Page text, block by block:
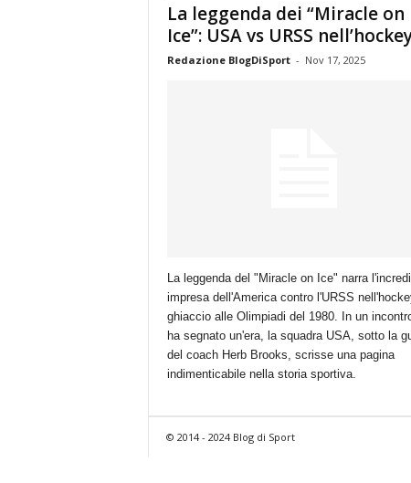
La leggenda dei “Miracle on
Ice”: USA vs URSS
Redazione BlogDiSport - Nov 17, 2025
La leggenda del "Miracle on Ice" narra
impresa dell'America contro l'URSS
ghiaccio alle Olimpiadi del 1980. In un
ha segnato un'era, la squadra USA, sotto la
del coach Herb Brooks, scrisse una pagina
indimenticabile nella storia sportiva.
© 2014 - 2024 Blog di Sport